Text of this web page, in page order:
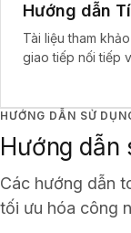
Hướng dẫn
Tài liệu tham
giao tiếp nối tiếp
HƯỚNG DẪN SỬ
Hướng dẫn
Các hướng dẫn
tối ưu hóa công